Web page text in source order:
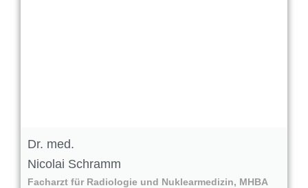
Dr. med.
Nicolai Schramm
Facharzt für Radiologie und Nuklearmedizin, MHBA